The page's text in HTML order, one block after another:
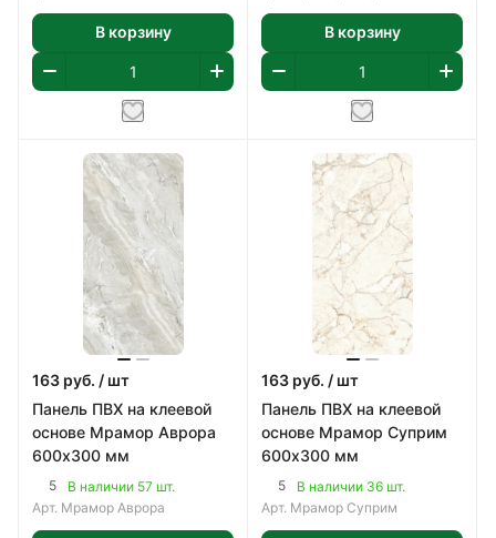
В корзину В корзину
163 руб. / шт
Панель ПВХ на клеевой
основе Мрамор Аврора
600х300 мм
5
В наличии 57 шт.
Арт. Мрамор Аврора
163 руб. / шт
Панель ПВХ на клеевой
основе Мрамор Суприм
600х300 мм
5
В наличии 36 шт.
Арт. Мрамор Суприм